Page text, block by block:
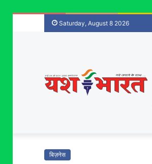
Saturday, August 8 2026
बिज़नेस